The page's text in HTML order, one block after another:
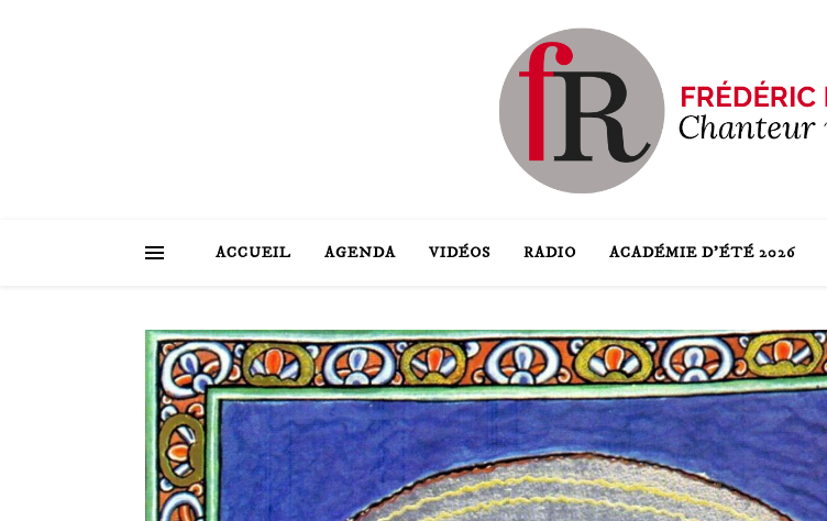
ACCUEIL AGENDA VIDÉOS RADIO ACADÉMIE D’ÉTÉ 2026